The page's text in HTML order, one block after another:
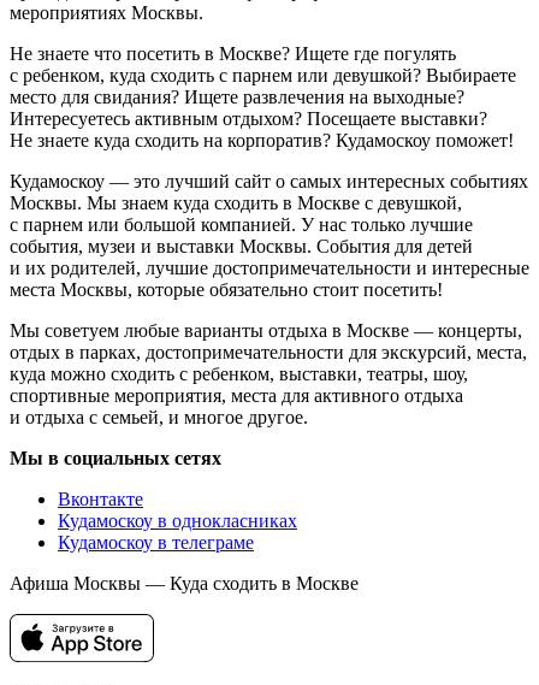
мероприятиях Москвы.
Не знаете что посетить в Москве? Ищете где погулять
с ребенком, куда сходить с парнем или девушкой? Выбираете
место для свидания? Ищете развлечения на выходные?
Интересуетесь активным отдыхом? Посещаете выставки?
Не знаете куда сходить на корпоратив? Кудамоскоу поможет!
Кудамоскоу — это лучший сайт о самых интересных событиях
Москвы. Мы знаем куда сходить в Москве с девушкой,
с парнем или большой компанией. У нас только лучшие
события, музеи и выставки Москвы. События для детей
и их родителей, лучшие достопримечательности и интересные
места Москвы, которые обязательно стоит посетить!
Мы советуем любые варианты отдыха в Москве — концерты,
отдых в парках, достопримечательности для экскурсий, места,
куда можно сходить с ребенком, выставки, театры, шоу,
спортивные мероприятия, места для активного отдыха
и отдыха с семьей, и многое другое.
Мы в социальных сетях
Вконтакте
Кудамоскоу в однокласниках
Кудамоскоу в телеграме
Афиша Москвы — Куда сходить в Москве